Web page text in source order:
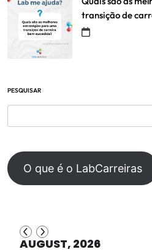
transição de
PESQUISAR
O que é o LabCarreiras
AUGUST, 2026